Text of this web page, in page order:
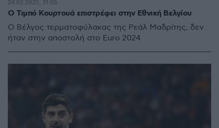
Ο Τιμπό Κουρτουά επιστρέφει στην Εθνική Βελγίου
Ο Βέλγος τερματοφύλακας της Ρεάλ Μαδρίτης, δεν
ήταν στην αποστολή στο Euro 2024
24.02.2025, 21:05